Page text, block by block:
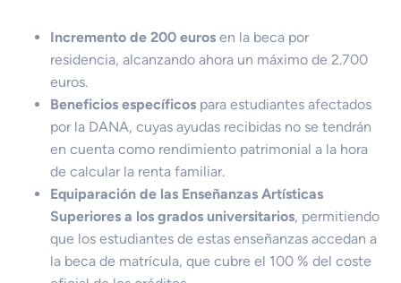
Incremento de 200 euros en la beca por
residencia, alcanzando ahora un máximo de 2.700
euros.
Beneficios específicos para estudiantes afectados
por la DANA, cuyas ayudas recibidas no se tendrán
en cuenta como rendimiento patrimonial a la hora
de calcular la renta familiar.
Equiparación de las Enseñanzas Artísticas
Superiores a los grados universitarios, permitiendo
que los estudiantes de estas enseñanzas accedan a
la beca de matrícula, que cubre el 100 % del coste